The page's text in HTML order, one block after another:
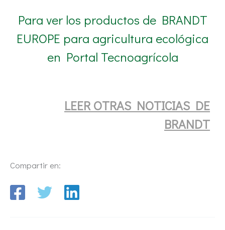
Para ver los productos de BRANDT
EUROPE para agricultura ecológica
en Portal Tecnoagrícola
LEER OTRAS NOTICIAS DE
BRANDT
Compartir en: